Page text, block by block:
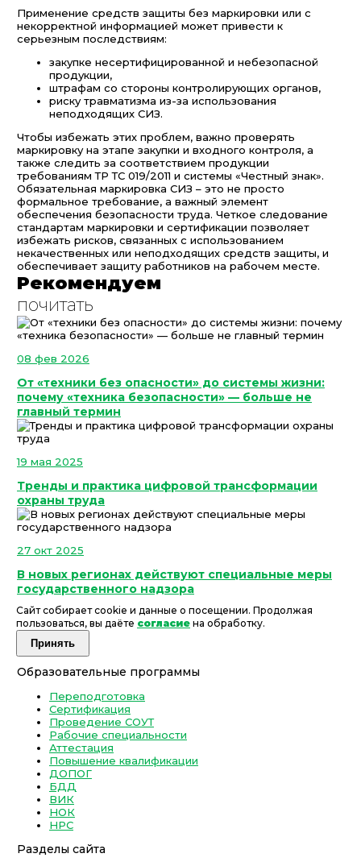
Применение средств защиты без маркировки или с
некорректной информацией может привести к
серьезным последствиям:
закупке несертифицированной и небезопасной
продукции,
штрафам со стороны контролирующих органов,
риску травматизма из-за использования
неподходящих СИЗ.
Чтобы избежать этих проблем, важно проверять
маркировку на этапе закупки и входного контроля, а
также следить за соответствием продукции
требованиям ТР ТС 019/2011 и системы «Честный знак».
Обязательная маркировка СИЗ – это не просто
формальное требование, а важный элемент
обеспечения безопасности труда. Четкое следование
стандартам маркировки и сертификации позволяет
избежать рисков, связанных с использованием
некачественных или неподходящих средств защиты, и
обеспечивает защиту работников на рабочем месте.
Рекомендуем
почитать
08 фев 2026
От «техники без опасности» до системы жизни:
почему «техника безопасности» — больше не
главный термин
19 мая 2025
Тренды и практика цифровой трансформации
охраны труда
27 окт 2025
В новых регионах действуют специальные меры
государственного надзора
Сайт собирает cookie и данные о посещении. Продолжая
пользоваться, вы даёте согласие на обработку.
Принять
Образовательные программы
Переподготовка
Сертификация
Проведение СОУТ
Рабочие специальности
Аттестация
Повышение квалификации
ДОПОГ
БДД
ВИК
НОК
НРС
Разделы сайта